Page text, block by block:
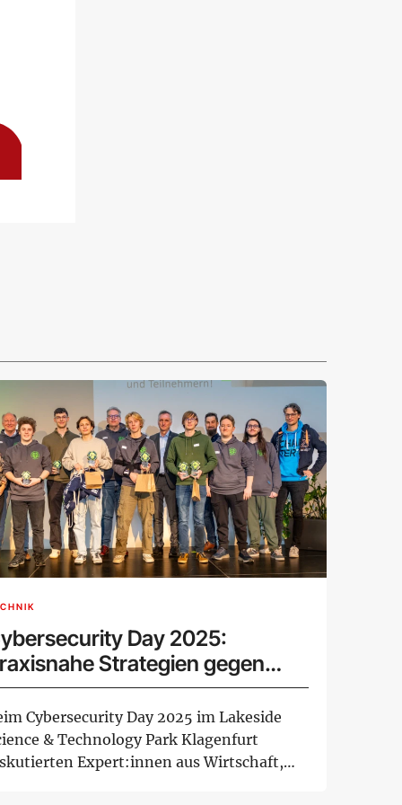
Day 2025:
Strategien gegen
IT-Bedrohungen
Cybersecurity Day 2025 im Lakeside
& Technology Park Klagenfurt
Expert:innen aus Wirtschaft,